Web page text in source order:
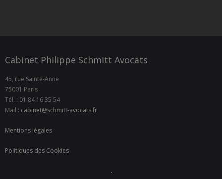
Cabinet Philippe Schmitt Avocats
45, rue Sainte-Anne
75001 Paris
Tél. : 01 84 16 35 54
Mail : cabinet@schmitt-avocats.fr
Mentions légales
Politiques des Cookies
.